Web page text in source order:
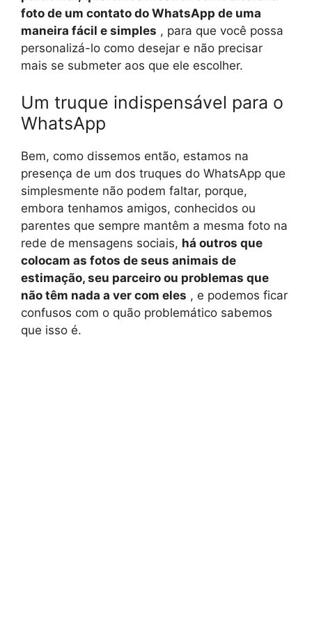
foto de um contato do WhatsApp de uma
maneira fácil e simples , para que você possa
personalizá-lo como desejar e não precisar
mais se submeter aos que ele escolher.
Um truque indispensável para o
WhatsApp
Bem, como dissemos então, estamos na
presença de um dos truques do WhatsApp que
simplesmente não podem faltar, porque,
embora tenhamos amigos, conhecidos ou
parentes que sempre mantêm a mesma foto na
rede de mensagens sociais, há outros que
colocam as fotos de seus animais de
estimação, seu parceiro ou problemas que
não têm nada a ver com eles , e podemos ficar
confusos com o quão problemático sabemos
que isso é.